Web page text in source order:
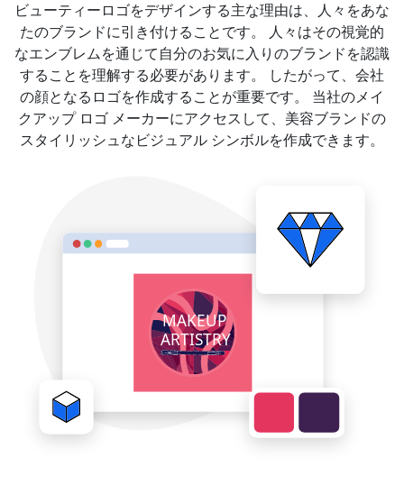
ビューティーロゴをデザインする主な理由は、人々をあな
たのブランドに引き付けることです。 人々はその視覚的
なエンブレムを通じて自分のお気に入りのブランドを認識
することを理解する必要があります。 したがって、会社
の顔となるロゴを作成することが重要です。 当社のメイ
クアップ ロゴ メーカーにアクセスして、美容ブランドの
スタイリッシュなビジュアル シンボルを作成できます。